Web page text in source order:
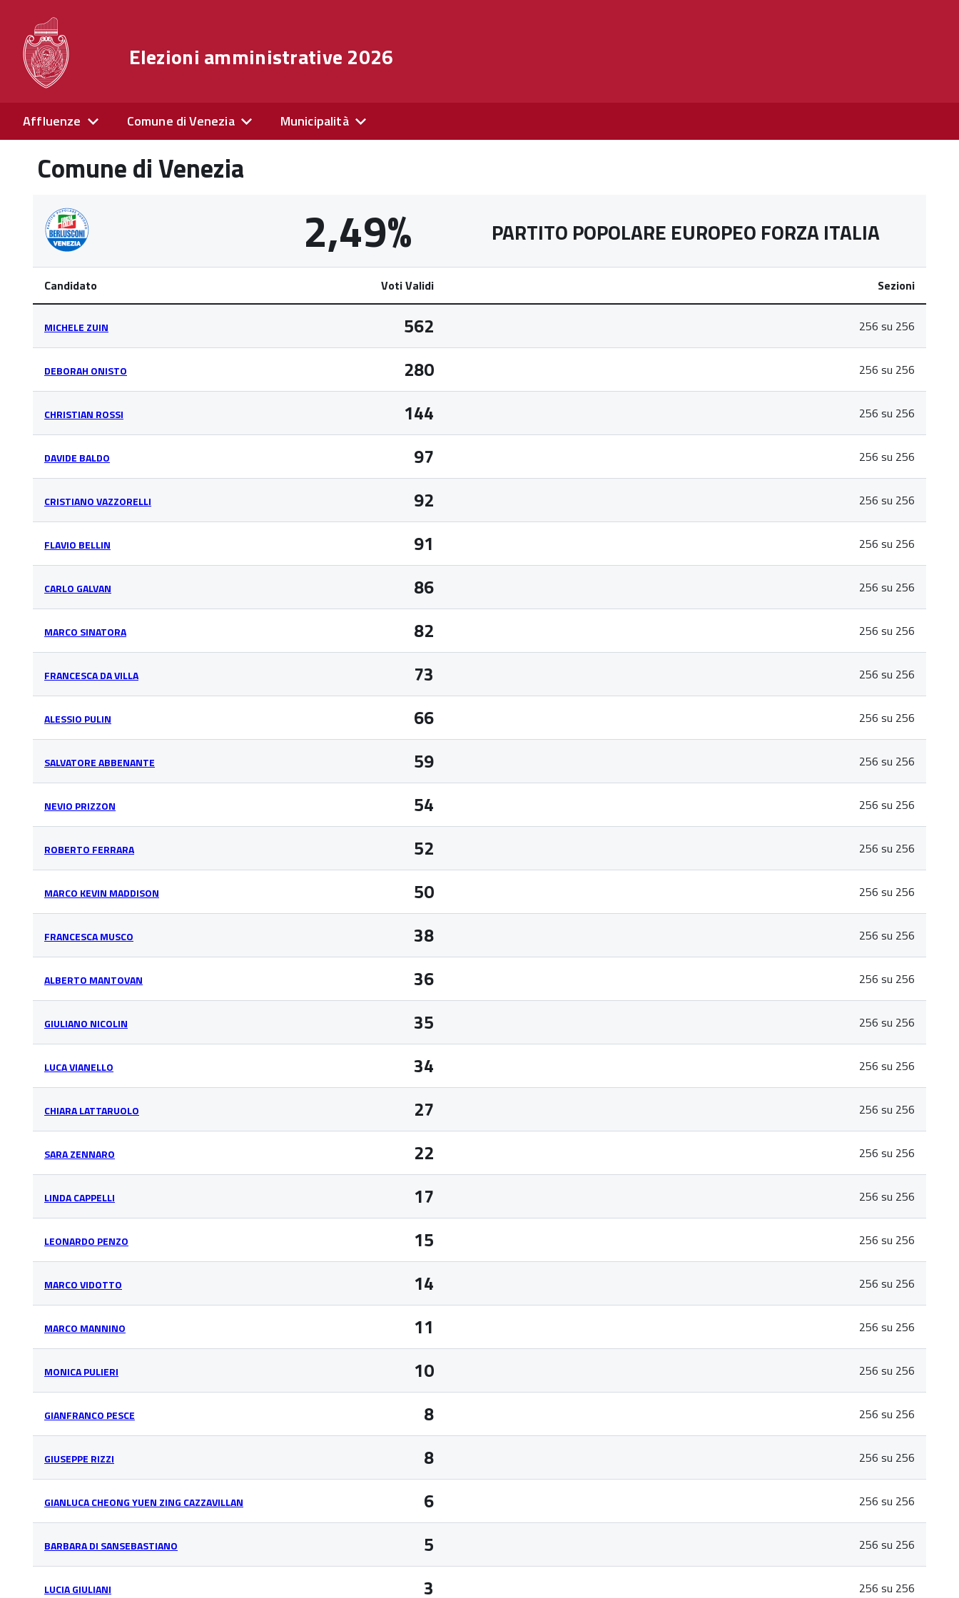
Elezioni amministrative 2026
Affluenze Comune di Venezia Municipalità
Comune di Venezia
2,49% PARTITO POPOLARE EUROPEO FORZA ITALIA
Candidato Voti Validi Sezioni
MICHELE ZUIN 562 256 su 256
DEBORAH ONISTO 280 256 su 256
CHRISTIAN ROSSI 144 256 su 256
DAVIDE BALDO 97 256 su 256
CRISTIANO VAZZORELLI 92 256 su 256
FLAVIO BELLIN 91 256 su 256
CARLO GALVAN 86 256 su 256
MARCO SINATORA 82 256 su 256
FRANCESCA DA VILLA 73 256 su 256
ALESSIO PULIN 66 256 su 256
SALVATORE ABBENANTE 59 256 su 256
NEVIO PRIZZON 54 256 su 256
ROBERTO FERRARA 52 256 su 256
MARCO KEVIN MADDISON 50 256 su 256
FRANCESCA MUSCO 38 256 su 256
ALBERTO MANTOVAN 36 256 su 256
GIULIANO NICOLIN 35 256 su 256
LUCA VIANELLO 34 256 su 256
CHIARA LATTARUOLO 27 256 su 256
SARA ZENNARO 22 256 su 256
LINDA CAPPELLI 17 256 su 256
LEONARDO PENZO 15 256 su 256
MARCO VIDOTTO 14 256 su 256
MARCO MANNINO 11 256 su 256
MONICA PULIERI 10 256 su 256
GIANFRANCO PESCE 8 256 su 256
GIUSEPPE RIZZI 8 256 su 256
GIANLUCA CHEONG YUEN ZING CAZZAVILLAN 6 256 su 256
BARBARA DI SANSEBASTIANO 5 256 su 256
LUCIA GIULIANI 3 256 su 256